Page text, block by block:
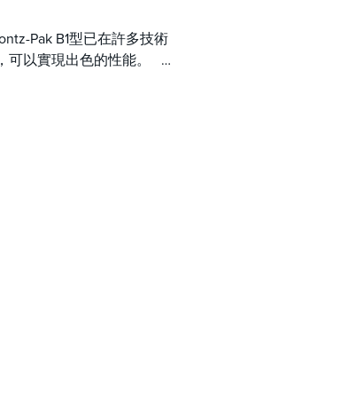
Pak B1型已在許多技術
，可以實現出色的性能。